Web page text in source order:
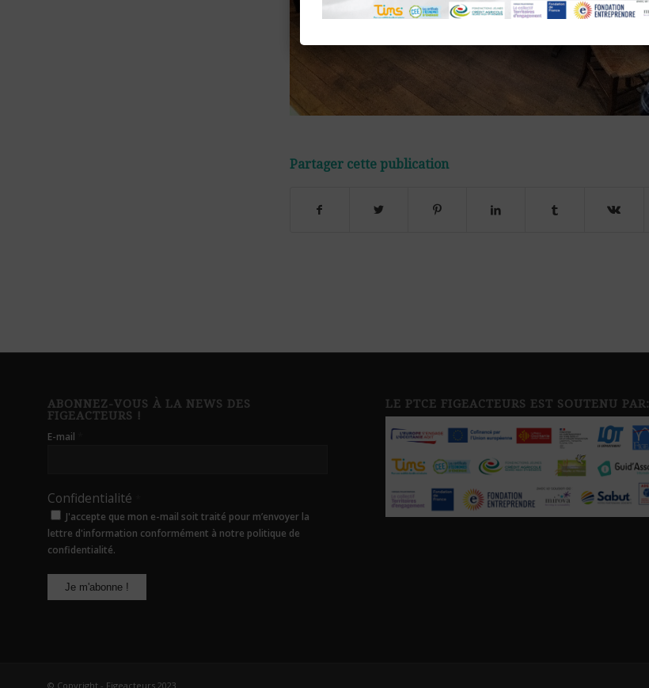
Partager cette publication
ABONNEZ-VOUS À LA NEWS DES
FIGEACTEURS !
E-mail
Confidentialité
J'accepte que mon e-mail soit traité pour m’envoyer la
lettre d'information conformément à notre politique de
confidentialité.
LE PTCE FIGEACTEURS EST SOUTENU PAR:
© Copyright - Figeacteurs 2023